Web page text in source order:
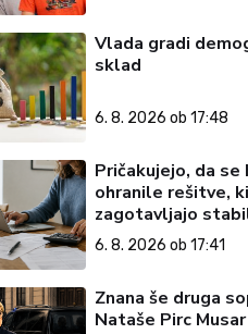
Vlada gradi
sklad
6. 8. 2026 ob 17:48
Pričakujejo, da se
ohranile rešitve, ki
zagotavljajo
okolje
6. 8. 2026 ob 17:41
Znana še druga
Nataše Pirc Musar